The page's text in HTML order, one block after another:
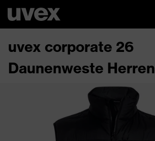
uvex corporate 26
Daunenweste Herren